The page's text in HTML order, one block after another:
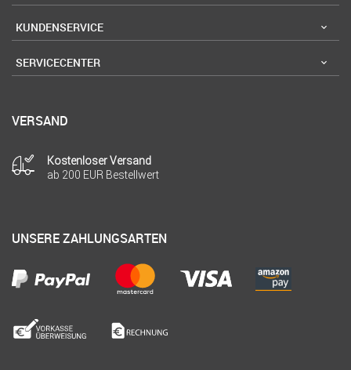
KUNDENSERVICE
SERVICECENTER
VERSAND
Kostenloser Versand
ab 200 EUR Bestellwert
UNSERE ZAHLUNGSARTEN